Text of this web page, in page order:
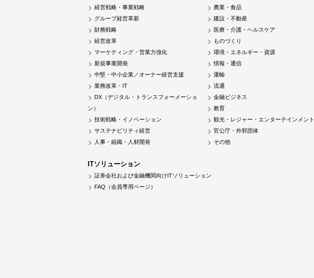
経営戦略・事業戦略
グループ経営革新
財務戦略
経営改革
マーケティング・営業力強化
新規事業開発
中堅・中小企業／オーナー経営支援
業務改革・IT
DX（デジタル・トランスフォーメーショ
ン）
技術戦略・イノベーション
サステナビリティ経営
人事・組織・人材開発
農業・食品
建設・不動産
医療・介護・ヘルスケア
ものづくり
環境・エネルギー・資源
情報・通信
運輸
流通
金融ビジネス
教育
観光・レジャー・エンターテインメント
官公庁・外郭団体
その他
ITソリューション
証券会社および金融機関向けITソリューション
FAQ（会員専用ページ）